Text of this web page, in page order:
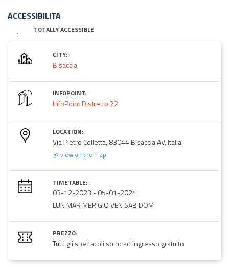
ACCESSIBILITA
TOTALLY ACCESSIBLE
CITY:
Bisaccia
INFOPOINT:
InfoPoint Distretto 22
LOCATION:
Via Pietro Colletta, 83044 Bisaccia AV, Italia
view on the map
TIMETABLE:
03-12-2023 -05-01-2024
LUN MAR MER GIO VEN SAB DOM
PREZZO:
Tutti gli spettacoli sono ad ingresso gratuito